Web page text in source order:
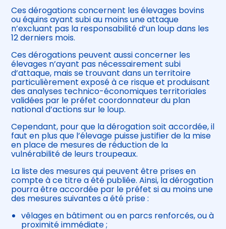
Ces dérogations concernent les élevages bovins
ou équins ayant subi au moins une attaque
n’excluant pas la responsabilité d’un loup dans les
12 derniers mois.
Ces dérogations peuvent aussi concerner les
élevages n’ayant pas nécessairement subi
d’attaque, mais se trouvant dans un territoire
particulièrement exposé à ce risque et produisant
des analyses technico-économiques territoriales
validées par le préfet coordonnateur du plan
national d’actions sur le loup.
Cependant, pour que la dérogation soit accordée, il
faut en plus que l’élevage puisse justifier de la mise
en place de mesures de réduction de la
vulnérabilité de leurs troupeaux.
La liste des mesures qui peuvent être prises en
compte à ce titre a été publiée. Ainsi, la dérogation
pourra être accordée par le préfet si au moins une
des mesures suivantes a été prise :
vêlages en bâtiment ou en parcs renforcés, ou à
proximité immédiate ;